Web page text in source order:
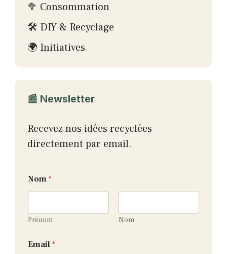
🥦 Consommation
🛠 DIY & Recyclage
🌍 Initiatives
📰 Newsletter
Recevez nos idées recyclées
directement par email.
*
E
a
i
Nom *
Prénom Nom
Email *